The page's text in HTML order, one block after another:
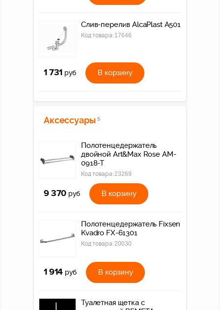
Слив-перелив AlcaPlast A501
Код товара: 17646
1 731 руб В корзину
Аксессуары 5
Полотенцедержатель
двойной Art&Max Rose AM-
0918-T
Код товара: 23269
9 370 руб В корзину
Полотенцедержатель Fixsen
Kvadro FX-61301
Код товара: 20030
1 914 руб В корзину
Туалетная щетка с